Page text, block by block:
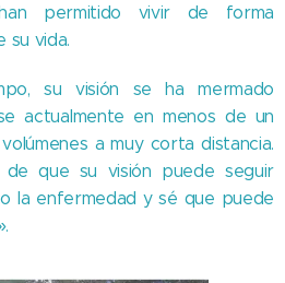
permitido vivir de forma
su vida.
su visión se ha mermado
actualmente en menos de un
a muy corta distancia.
de que su visión puede seguir
la enfermedad y sé que puede